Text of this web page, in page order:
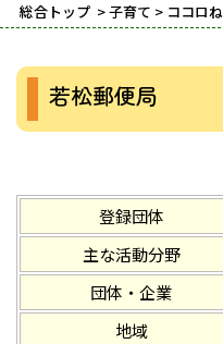
総合トップ >子育て > ココロ
若松郵便局
登録団体
主な活動分野
団体・企業
地域